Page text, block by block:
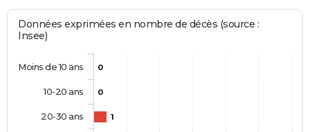
Données exprimées en nombre de décès (source :
Insee)
0
0
1
Moins de 10 ans
10-20 ans
20-30 ans